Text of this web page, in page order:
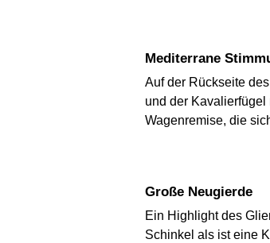
Mediterrane
Auf der Rückseite
und der
Wagenremise, die
Große Neugierde
Ein Highlight des
Schinkel als ist eine